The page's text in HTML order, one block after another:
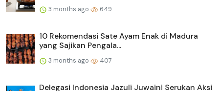
3 months ago 649
10 Rekomendasi Sate Ayam Enak di Madura
yang Sajikan Pengala...
3 months ago 407
Delegasi Indonesia Jazuli Juwaini Serukan Aksi